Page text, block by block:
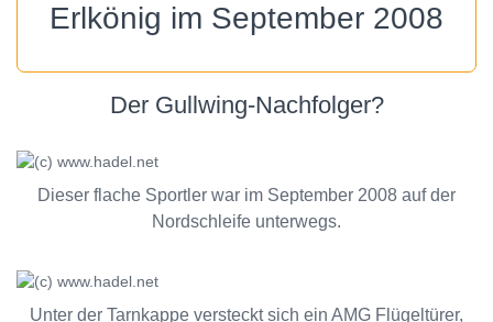
Erlkönig im September 2008
Der Gullwing-Nachfolger?
Dieser flache Sportler war im September 2008 auf der
Nordschleife unterwegs.
Unter der Tarnkappe versteckt sich ein AMG Flügeltürer,